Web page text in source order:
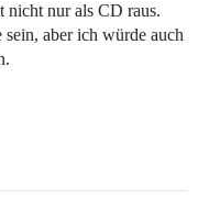
nicht nur als CD raus.
aber ich würde auch